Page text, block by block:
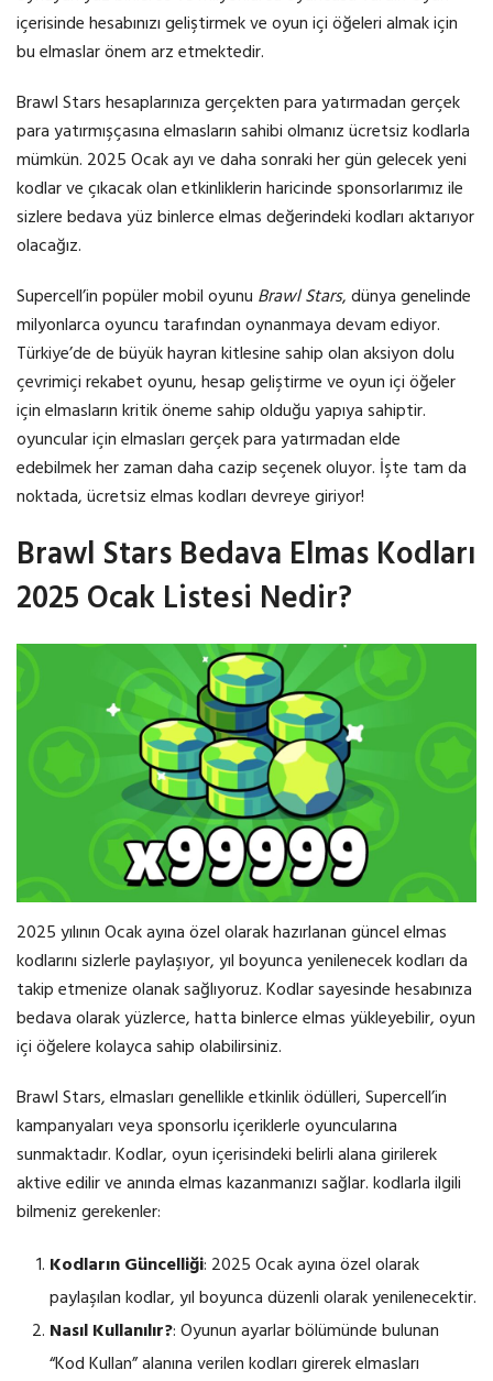
içerisinde hesabınızı geliştirmek ve oyun içi öğeleri almak için
bu elmaslar önem arz etmektedir.
Brawl Stars hesaplarınıza gerçekten para yatırmadan gerçek
para yatırmışçasına elmasların sahibi olmanız ücretsiz kodlarla
mümkün. 2025 Ocak ayı ve daha sonraki her gün gelecek yeni
kodlar ve çıkacak olan etkinliklerin haricinde sponsorlarımız ile
sizlere bedava yüz binlerce elmas değerindeki kodları aktarıyor
olacağız.
Supercell’in popüler mobil oyunu Brawl Stars, dünya genelinde
milyonlarca oyuncu tarafından oynanmaya devam ediyor.
Türkiye’de de büyük hayran kitlesine sahip olan aksiyon dolu
çevrimiçi rekabet oyunu, hesap geliştirme ve oyun içi öğeler
için elmasların kritik öneme sahip olduğu yapıya sahiptir.
oyuncular için elmasları gerçek para yatırmadan elde
edebilmek her zaman daha cazip seçenek oluyor. İşte tam da
noktada, ücretsiz elmas kodları devreye giriyor!
Brawl Stars Bedava Elmas Kodları
2025 Ocak Listesi Nedir?
2025 yılının Ocak ayına özel olarak hazırlanan güncel elmas
kodlarını sizlerle paylaşıyor, yıl boyunca yenilenecek kodları da
takip etmenize olanak sağlıyoruz. Kodlar sayesinde hesabınıza
bedava olarak yüzlerce, hatta binlerce elmas yükleyebilir, oyun
içi öğelere kolayca sahip olabilirsiniz.
Brawl Stars, elmasları genellikle etkinlik ödülleri, Supercell’in
kampanyaları veya sponsorlu içeriklerle oyuncularına
sunmaktadır. Kodlar, oyun içerisindeki belirli alana girilerek
aktive edilir ve anında elmas kazanmanızı sağlar. kodlarla ilgili
bilmeniz gerekenler:
Kodların Güncelliği: 2025 Ocak ayına özel olarak
paylaşılan kodlar, yıl boyunca düzenli olarak yenilenecektir.
Nasıl Kullanılır?: Oyunun ayarlar bölümünde bulunan
“Kod Kullan” alanına verilen kodları girerek elmasları